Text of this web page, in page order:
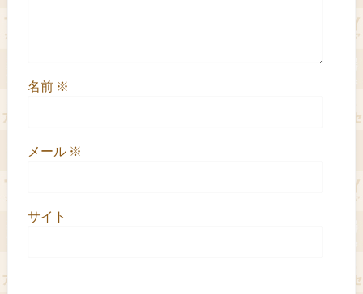
名前 ※
メール ※
サイト